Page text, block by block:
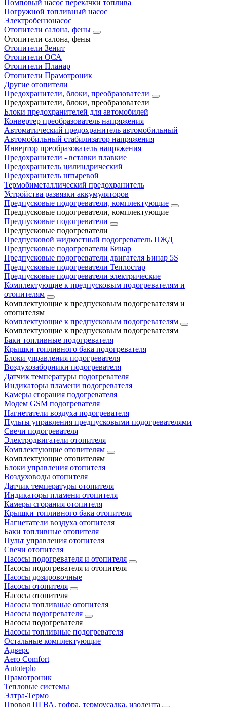
Помповый насос перекачки топлива
Погружной топливный насос
Электробензонасос
Отопители салона, фены
Отопители салона, фены
Отопители Зенит
Отопители ОСА
Отопители Планар
Отопители Прамотроник
Другие отопители
Предохранители, блоки, преобразователи
Предохранители, блоки, преобразователи
Блоки предохранителей для автомобилей
Конвертер преобразователь напряжения
Автоматический предохранитель автомобильный
Автомобильный стабилизатор напряжения
Инвертор преобразователь напряжения
Предохранители - вставки плавкие
Предохранитель цилиндрический
Предохранитель штыревой
Термобиметаллический предохранитель
Устройства развязки аккумуляторов
Предпусковые подогреватели, комплектующие
Предпусковые подогреватели, комплектующие
Предпусковые подогреватели
Предпусковые подогреватели
Предпусковой жидкостный подогреватель ПЖД
Предпусковые подогреватели Бинар
Предпусковые подогреватели двигателя Бинар 5S
Предпусковые подогреватели Теплостар
Предпусковые подогреватели электрические
Комплектующие к предпусковым подогревателям и
отопителям
Комплектующие к предпусковым подогревателям и
отопителям
Комплектующие к предпусковым подогревателям
Комплектующие к предпусковым подогревателям
Баки топливные подогревателя
Крышки топливного бака подогревателя
Блоки управления подогревателя
Воздухозаборники подогревателя
Датчик температуры подогревателя
Индикаторы пламени подогревателя
Камеры сгорания подогревателя
Модем GSM подогревателя
Нагнетатели воздуха подогревателя
Пульты управления предпусковыми подогревателями
Свечи подогревателя
Электродвигатели отопителя
Комплектующие отопителям
Комплектующие отопителям
Блоки управления отопителя
Воздуховоды отопителя
Датчик температуры отопителя
Индикаторы пламени отопителя
Камеры сгорания отопителя
Крышки топливного бака отопителя
Нагнетатели воздуха отопителя
Баки топливные отопителя
Пульт управления отопителя
Свечи отопителя
Насосы подогревателя и отопителя
Насосы подогревателя и отопителя
Насосы дозировочные
Насосы отопителя
Насосы отопителя
Насосы топливные отопителя
Насосы подогревателя
Насосы подогревателя
Насосы топливные подогревателя
Остальные комплектующие
Адверс
Aero Comfort
Autoteplo
Прамотроник
Тепловые системы
Элтра-Термо
Провод ПГВА, гофра, термоусадка, изолента